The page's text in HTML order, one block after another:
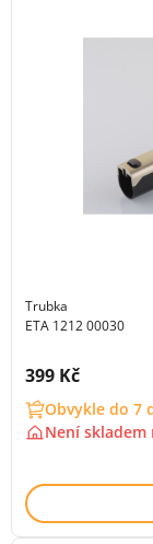
Trubka
ETA 1212 00030
Cena s DPH:
399 Kč
Obvykle do 7
Není skladem